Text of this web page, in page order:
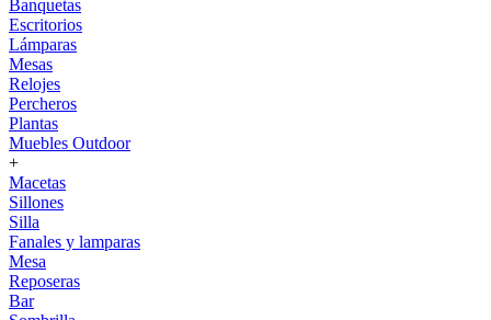
Banquetas
Escritorios
Lámparas
Mesas
Relojes
Percheros
Plantas
Muebles Outdoor
+
Macetas
Sillones
Silla
Fanales y lamparas
Mesa
Reposeras
Bar